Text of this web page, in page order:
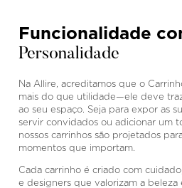
Funcionalidade
Personalidade
Na Allire, acreditamos que o
mais do que utilidade—ele deve
ao seu espaço. Seja para expor as
servir convidados ou adicionar um
nossos carrinhos são projetados
momentos que importam.
Cada carrinho é criado com
e designers que valorizam a beleza